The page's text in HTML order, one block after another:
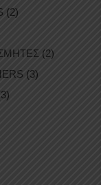
(2)
(2)
(3)